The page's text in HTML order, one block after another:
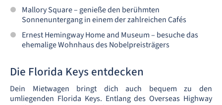
Mallory Square – genieße den berühmten
Sonnenuntergang in einem der zahlreichen Cafés
Ernest Hemingway Home and Museum – besuche das
ehemalige Wohnhaus des Nobelpreisträgers
Die Florida Keys entdecken
Dein Mietwagen bringt dich auch bequem zu den
umliegenden Florida Keys. Entlang des Overseas Highway